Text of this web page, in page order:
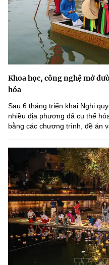
Khoa học, công nghệ mở
hóa
Sau 6 tháng triển khai Nghị
nhiều địa phương đã cụ thể
bằng các chương trình, đề án